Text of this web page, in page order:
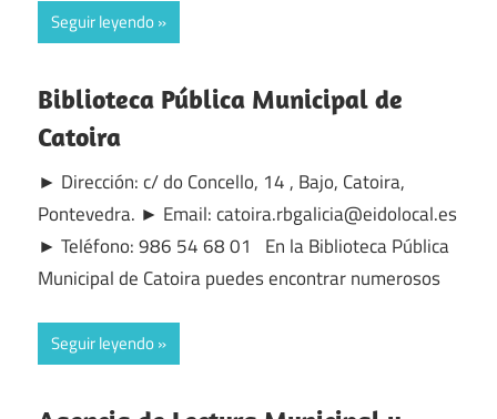
Seguir leyendo
Biblioteca Pública Municipal de
Catoira
► Dirección: c/ do Concello, 14 , Bajo, Catoira,
Pontevedra. ► Email: catoira.rbgalicia@eidolocal.es
► Teléfono: 986 54 68 01 En la Biblioteca Pública
Municipal de Catoira puedes encontrar numerosos
Seguir leyendo